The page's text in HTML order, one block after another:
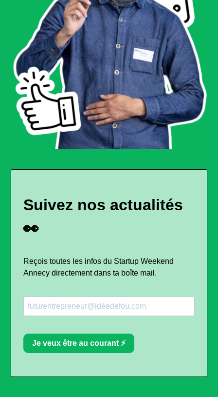
Suivez nos actualités
👀
Reçois toutes les infos du Startup Weekend
Annecy directement dans ta boîte mail.
Je veux être au courant ⚡️